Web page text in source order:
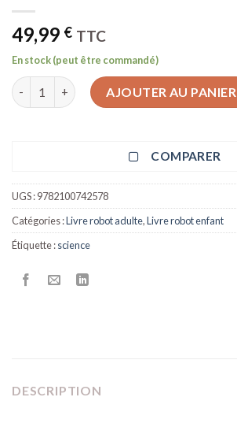
49,99 € TTC
En stock (peut être commandé)
quantité de Livre robot enfant adulte -
AJOUTER AU PANIER
COMPARER
UGS :9782100742578
Catégories :Livre robot adulte,Livre robot enfant
Étiquette :science
DESCRIPTION